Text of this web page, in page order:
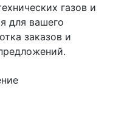
газов и
для вашего
заказов и